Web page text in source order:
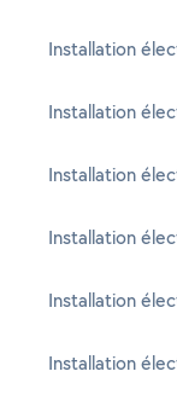
Installation
Installation
Installation
Installation
Installation
Installation